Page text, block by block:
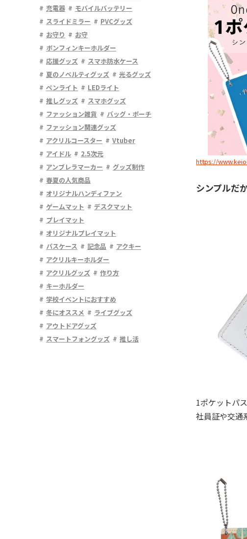
https://
シンプルだ
1ポケットパ
社員証や交通
充電器
モバイルバッテリー
スライドミラー
PVCグッズ
お守り
お守
ボンフィンキーホルダー
応援グッズ
スマホ防水ケース
夏のノベルティグッズ
光るグッズ
ペンライト
LEDライト
推しグッズ
スマホグッズ
ファッション雑貨
バッグ・ポーチ
ファッション関連グッズ
アクリルコースター
Vtuber
アイドル
2.5次元
アンブレラマーカー
グッズ制作
春夏の人気商品
オリジナルハンディファン
ゲームマット
デスクマット
プレイマット
オリジナルプレイマット
パスケース
記念品
アクキー
アクリルキーホルダー
アクリルグッズ
作り方
キーホルダー
学校イベントにおすすめ
冬にオススメ
ライブグッズ
アウトドアグッズ
スマートフォングッズ
推し活